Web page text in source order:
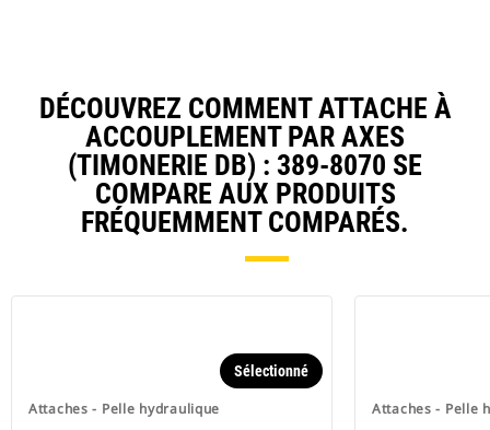
DÉCOUVREZ COMMENT ATTACHE À
ACCOUPLEMENT PAR AXES
(TIMONERIE DB) : 389-8070 SE
COMPARE AUX PRODUITS
FRÉQUEMMENT COMPARÉS.
Attaches - Pelle hydraulique
Sélectionné
Attaches - Pelle